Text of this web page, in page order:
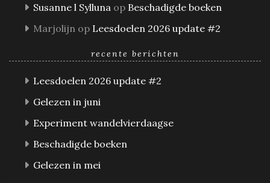
Susanne l Sylluna op Beschadigde boeken
Marjolijn op Leesdoelen 2026 update #2
recente berichten
Leesdoelen 2026 update #2
Gelezen in juni
Experiment wandelvierdaagse
Beschadigde boeken
Gelezen in mei